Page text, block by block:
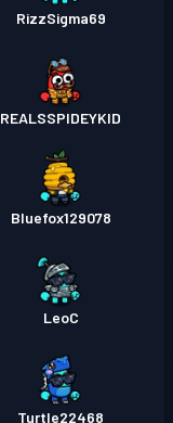
RizzSigma69
REALSSPIDEYKID
Bluefox129078
LeoC
Turtle22468